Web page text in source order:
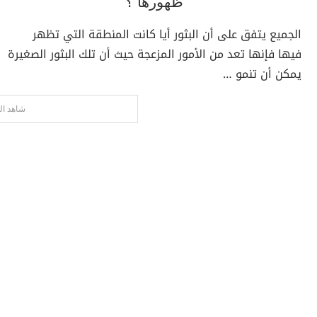
الجميع يتفق على أن البثور أيا كانت المنطقة التي تظهر
فيها فإنها تعد من الأمور المزعجة حيث أن تلك البثور الصغيرة
يمكن أن تنمو …
شاهد